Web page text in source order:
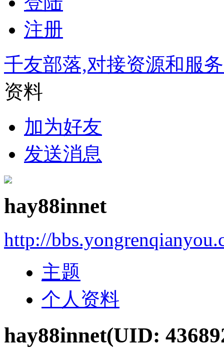
注册
千友部落,对接资源和服
资料
加为好友
发送消息
hay88innet
http://
主题
个人资料
hay88innet(UID: